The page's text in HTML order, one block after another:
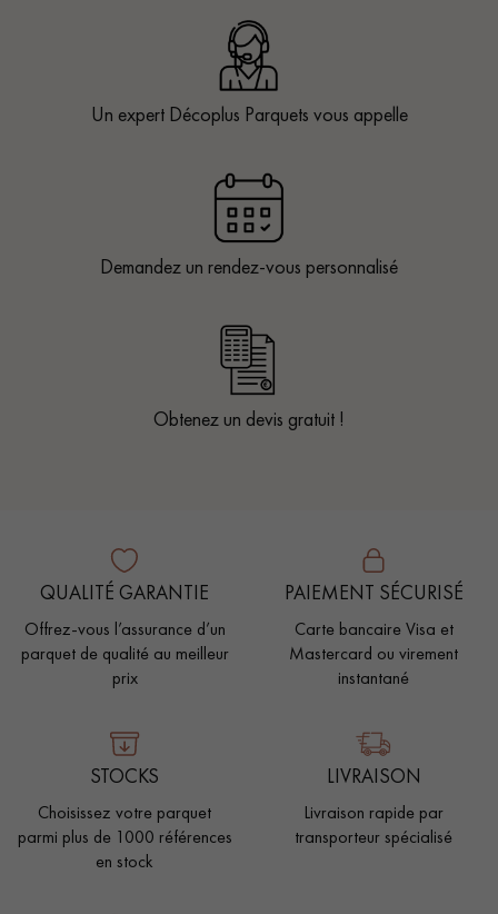
Un expert Décoplus Parquets vous appelle
Demandez un rendez-vous personnalisé
Obtenez un devis gratuit !
QUALITÉ GARANTIE
Offrez-vous l’assurance d’un
parquet de qualité au meilleur
prix
PAIEMENT SÉCURISÉ
Carte bancaire Visa et
Mastercard ou virement
instantané
STOCKS
Choisissez votre parquet
parmi plus de 1000 références
en stock
LIVRAISON
Livraison rapide par
transporteur spécialisé